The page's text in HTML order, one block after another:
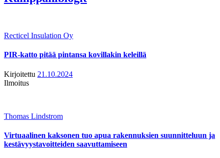
Recticel Insulation Oy
PIR-katto pitää pintansa kovillakin keleillä
Kirjoitettu 21.10.2024
Ilmoitus
Thomas Lindstrom
Virtuaalinen kaksonen tuo apua rakennuksien suunnitteluun ja
kestävyystavoitteiden saavuttamiseen